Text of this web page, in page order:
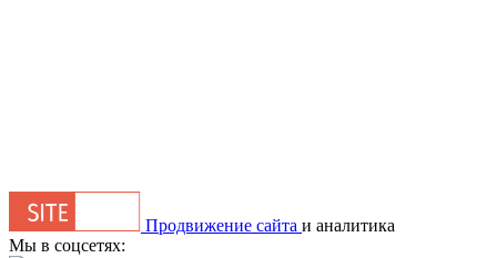
Продвижение сайта и аналитика
Мы в соцсетях: